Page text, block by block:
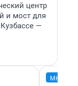
центр
и мост для
—